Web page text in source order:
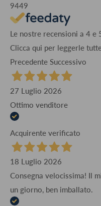
9449
Le nostre recensioni a 4 e
Clicca qui per leggerle
Precedente Successivo
27 Luglio 2026
Ottimo venditore
Acquirente verificato
18 Luglio 2026
Consegna velocissima! Il
un giorno, ben imballato.